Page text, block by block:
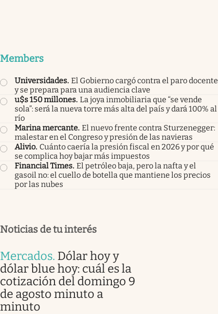
Members
Universidades. El Gobierno cargó contra el paro docente
y se prepara para una audiencia clave
u$s 150 millones. La joya inmobiliaria que “se vende
sola”: será la nueva torre más alta del país y dará 100% al
río
Marina mercante. El nuevo frente contra Sturzenegger:
malestar en el Congreso y presión de las navieras
Alivio. Cuánto caería la presión fiscal en 2026 y por qué
se complica hoy bajar más impuestos
Financial Times. El petróleo baja, pero la nafta y el
gasoil no: el cuello de botella que mantiene los precios
por las nubes
Noticias de tu interés
Mercados. Dólar hoy y
dólar blue hoy: cuál es la
cotización del domingo 9
de agosto minuto a
minuto